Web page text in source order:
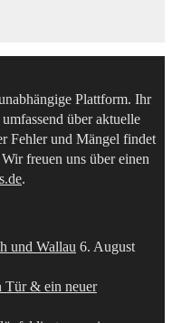
Plattform. Ihr
über aktuelle
Fehler und Mängel findet
freuen uns über einen
.
und Wallau 6. August
Tür & ein neuer